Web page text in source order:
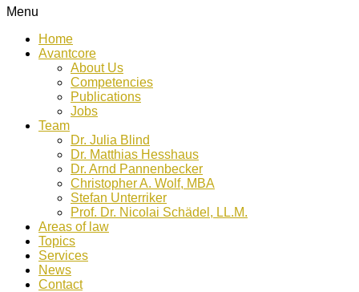
Menu
Home
Avantcore
About Us
Competencies
Publications
Jobs
Team
Dr. Julia Blind
Dr. Matthias Hesshaus
Dr. Arnd Pannenbecker
Christopher A. Wolf, MBA
Stefan Unterriker
Prof. Dr. Nicolai Schädel, LL.M.
Areas of law
Topics
Services
News
Contact